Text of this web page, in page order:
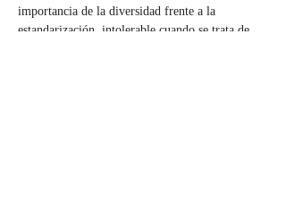
importancia de la diversidad frente a la
estandarización, intolerable cuando se trata de